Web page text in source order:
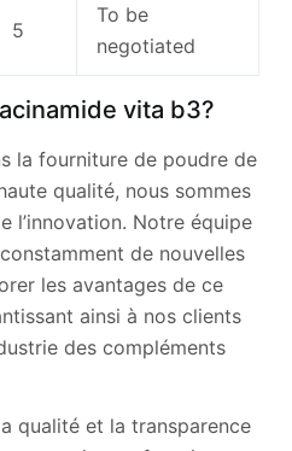
5
To be
negotiated
vita b3?
la fourniture de poudre de
qualité, nous sommes
l’innovation. Notre équipe
de nouvelles
les avantages de ce
ainsi à nos clients
des compléments
qualité et la transparence